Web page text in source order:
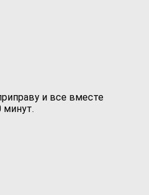
и все вместе
минут.